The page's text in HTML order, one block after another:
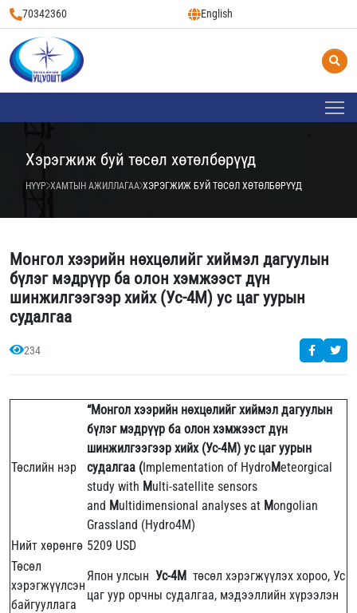
70342360 English
Хэрэгжиж буй төсөл хөтөлбөрүүд
НҮҮР ХАМТЫН АЖИЛЛАГАА ХЭРЭГЖИЖ БУЙ ТӨСӨЛ ХӨТӨЛБӨРҮҮД
Монгол хээрийн нөхцөлийг хиймэл дагуулын
бүлэг мэдрүүр ба олон хэмжээст дүн
шинжилгээгээр хийх (Ус-4М) ус цаг уурын
судалгаа
234
Төслийн нэр
“Монгол хээрийн нөхцөлийг хиймэл дагуулын
бүлэг мэдрүүр ба олон хэмжээст дүн
шинжилгээгээр хийх (Ус-4М) ус цаг уурын
судалгаа (Implementation of HydroMeteorgical
study with Multi-satellite sensors
and Multidimensional analyses at Mongolian
Grassland (Hydro4M)
Нийт хөрөнгө 5209 USD
Төсөл
хэрэгжүүлсэн
байгууллага
Япон улсын Ус-4М төсөл хэрэгжүүлэх хороо, Ус
цаг уур орчны судалгаа, мэдээллийн хүрээлэн